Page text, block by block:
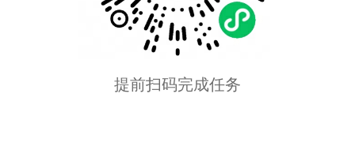
提前扫码完成任务